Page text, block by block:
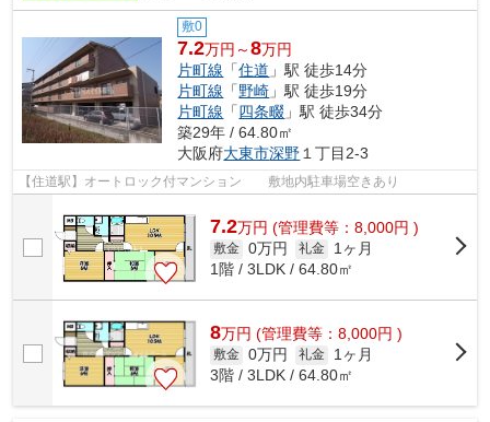
敷0
7.2万円～8万円
片町線 「住道 」駅 徒歩14分
片町線 「野崎 」駅 徒歩19分
片町線 「四条畷 」駅 徒歩34分
築29年 / 64.80㎡
大阪府大東市深野 １丁目2-3
【住道駅】オートロック付マンション 敷地内駐車場空きあり
7.2万円 (管理費等：8,000円 )
敷金 0万円 礼金
1ヶ月
1階 / 3LDK / 64.80㎡
8万円 (管理費等：8,000円 )
敷金 0万円 礼金
1ヶ月
3階 / 3LDK / 64.80㎡